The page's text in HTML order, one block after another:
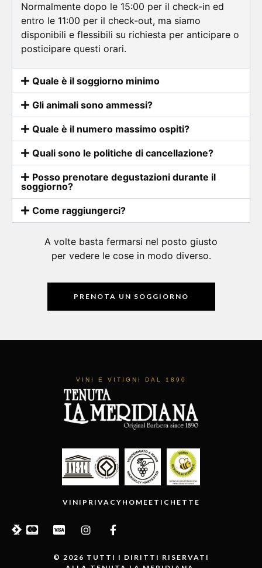
Normalmente dopo le 15:00 per il check-in ed
entro le 11:00 per il check-out, ma siamo
disponibili e flessibili su richiesta per anticipare o
posticipare questi orari.
Quale è il soggiorno minimo
GIi animali sono ammessi?
Quale è il numero massimo ospiti?
Quali sono le politiche di cancellazione?
Posso prenotare degustazioni durante il
soggiorno?
Come raggiungerci?
A volte basta fermarsi nel posto giusto
per vedere le cose in modo diverso.
PRENOTA UN SOGGIORNO
VINI E VITIGNI DAL 1890
VINI PRIVACY HOME ETICHETTE
© 2026 TUTTI I DIRITTI RISERVATI